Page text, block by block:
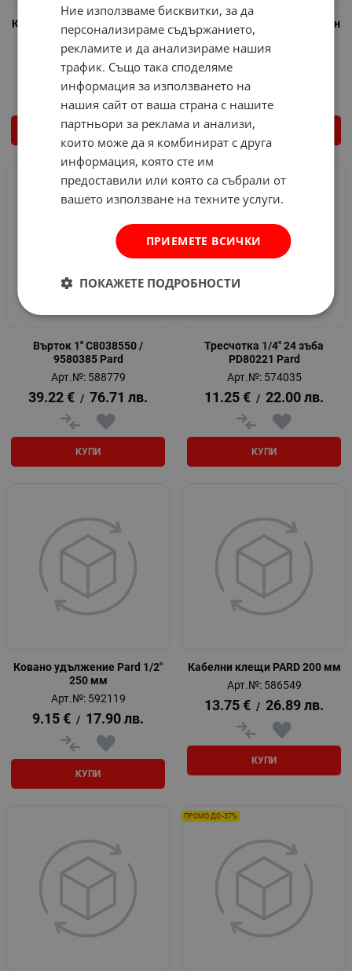
Камък 1/2" дванадесетостен
3/8" Pard
Арт.№: 3004037
1.41 € / 2.76 лв.
КУПИ
Камък 1/2" дванадесетостен
11/16" Pard
Арт.№: 3004038
1.59
КУПИ
Върток 1'' С8038550 /
9580385 Pard
Арт.№: 588779
39.22 € / 76.71 лв.
КУПИ
Тресчотка 1/4" 24 зъба
PD80221 Pard
Арт.№: 574035
11.25 € / 22.00 лв.
КУПИ
Ковано удължение Pard 1/2"
250 мм
Арт.№: 592119
9.15 € / 17.90 лв.
КУПИ
Кабелни клещи PARD 200 мм
Арт.№: 586549
13.75 € / 26.89 лв.
КУПИ
ПРОМО ДО -37%
Ние използваме бисквитки, за да
персонализираме съдържанието,
рекламите и да анализираме нашия
трафик. Също така споделяме
информация за използването на
нашия сайт от ваша страна с нашите
партньори за реклама и анализи,
които може да я комбинират с друга
информация, която сте им
предоставили или която са събрали от
вашето използване на техните услуги.
ПРИЕМЕТЕ ВСИЧКИ
ПОКАЖЕТЕ ПОДРОБНОСТИ